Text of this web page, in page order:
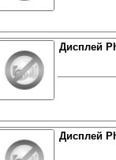
Дисплей
Дисплей